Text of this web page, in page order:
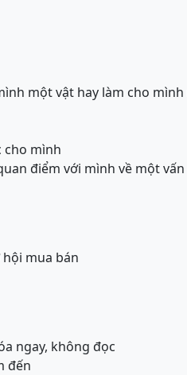
một vật hay làm cho
cho mình
điểm với mình về một
hội mua bán
ngay, không đọc
đến